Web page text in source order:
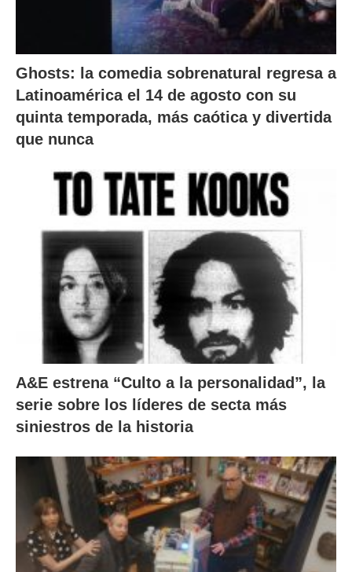
Ghosts: la comedia sobrenatural regresa a
Latinoamérica el 14 de agosto con su
quinta temporada, más caótica y divertida
que nunca
A&E estrena “Culto a la personalidad”, la
serie sobre los líderes de secta más
siniestros de la historia